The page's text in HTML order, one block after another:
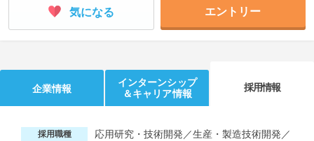
気になる エントリー
企業情報
インターンシップ
＆キャリア情報
採用情報
採用職種
応用研究・技術開発／生産・製造技術開発／